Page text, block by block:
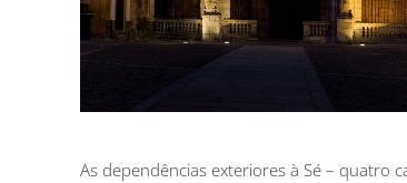
As dependências exteriores à Sé – quatro